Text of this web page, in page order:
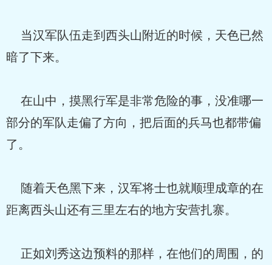
当汉军队伍走到西头山附近的时候，天色已然
暗了下来。
在山中，摸黑行军是非常危险的事，没准哪一
部分的军队走偏了方向，把后面的兵马也都带偏
了。
随着天色黑下来，汉军将士也就顺理成章的在
距离西头山还有三里左右的地方安营扎寨。
正如刘秀这边预料的那样，在他们的周围，的